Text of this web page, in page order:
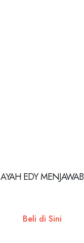
AYAH EDY MENJAWAB
Beli di Sini